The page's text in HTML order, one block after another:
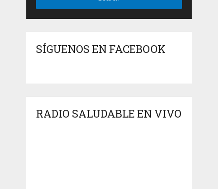
SÍGUENOS EN FACEBOOK
RADIO SALUDABLE EN VIVO